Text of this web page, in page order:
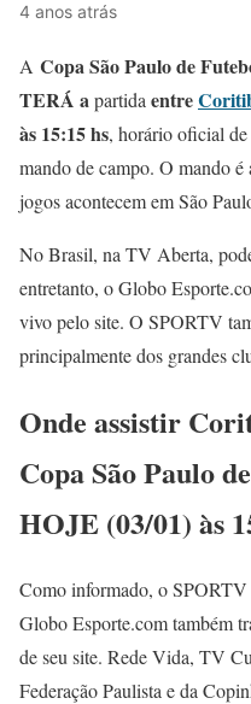
4 anos atrás
A Copa São Paulo de
TERÁ apartida entre
às 15:15 hs, horário oficial
mando de campo. O mando
jogos acontecem em São
No Brasil, na TV Aberta,
entretanto, o Globo
vivo pelo site. O SPORTV
principalmente dos grandes
Onde assistir
Copa São Paulo
HOJE (03/01) às
Como informado, o SPORTV
Globo Esporte.com também
de seu site. Rede Vida, TV
Federação Paulista e da